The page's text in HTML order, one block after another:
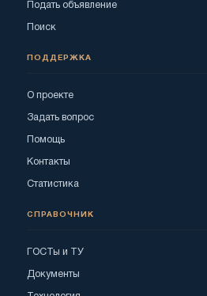
Подать объявление
Поиск
ПОДДЕРЖКА
О проекте
Задать вопрос
Помощь
Контакты
Статистика
СПРАВОЧНИК
ГОСТы и ТУ
Документы